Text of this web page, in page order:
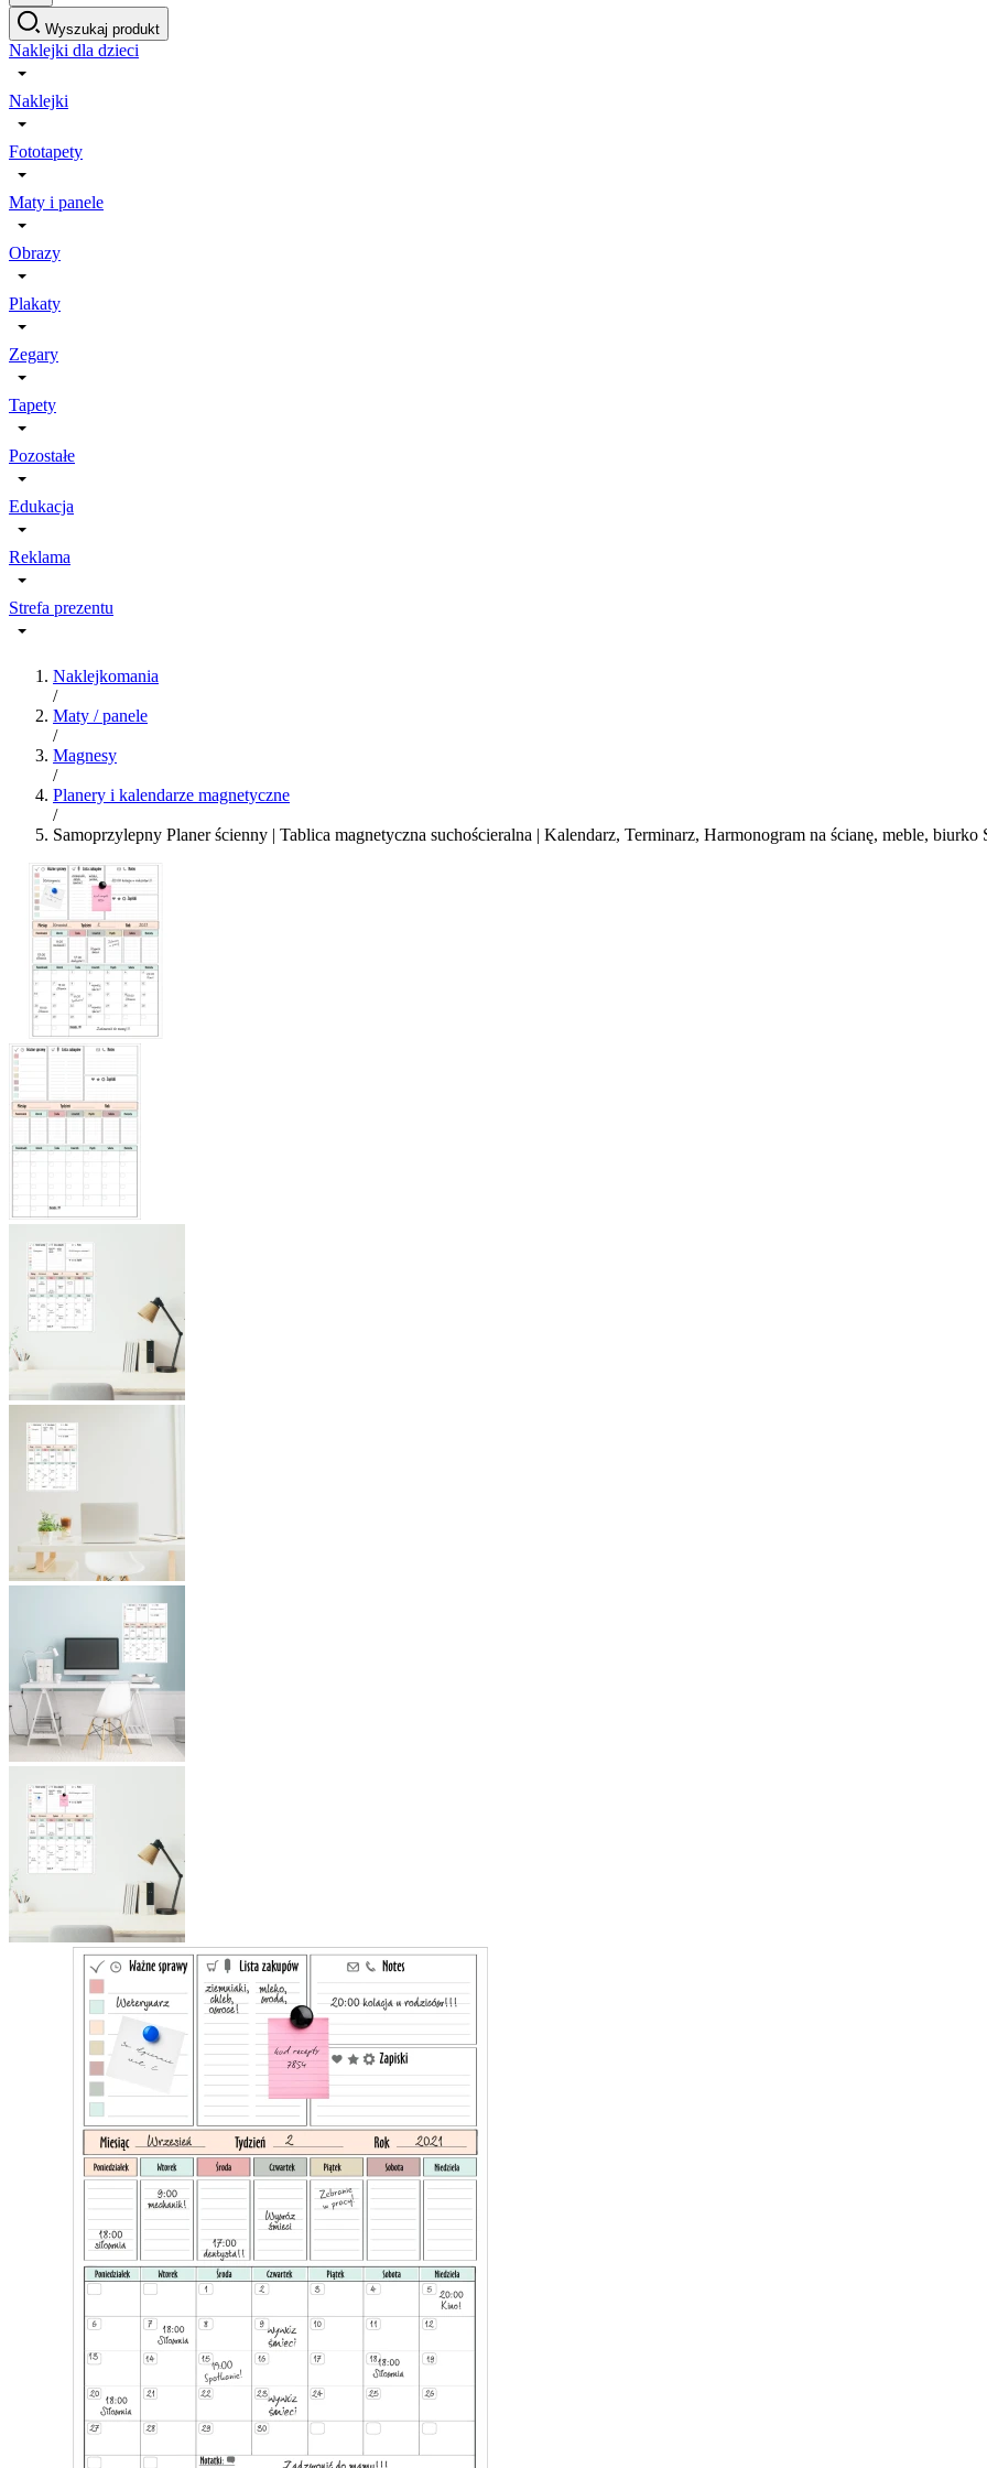
Wyszukaj produkt
Naklejki dla dzieci
Naklejki
Fototapety
Maty i panele
Obrazy
Plakaty
Zegary
Tapety
Pozostałe
Edukacja
Reklama
Strefa prezentu
Naklejkomania
/
Maty / panele
/
Magnesy
/
Planery i kalendarze magnetyczne
/
Samoprzylepny Planer ścienny | Tablica magnetyczna suchościeralna | Kalendarz, Terminarz, Harmonogram na ścianę, meble, biurko